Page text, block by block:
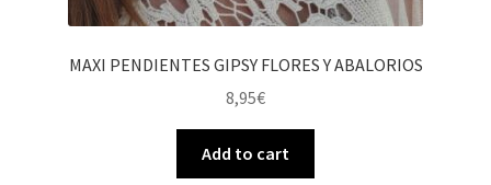
MAXI PENDIENTES GIPSY FLORES Y ABALORIOS
8,95€
Add to cart